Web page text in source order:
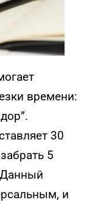
времени:
30
5
и